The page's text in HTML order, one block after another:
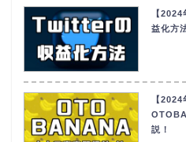
【
益化方
【
説！